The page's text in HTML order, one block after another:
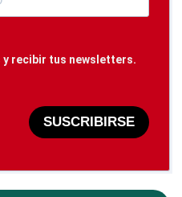
recibir tus newsletters.
SUSCRIBIRSE